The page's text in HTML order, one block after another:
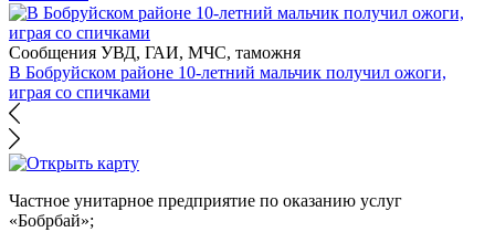
Сообщения УВД, ГАИ, МЧС, таможня
В Бобруйском районе 10-летний мальчик получил ожоги,
играя со спичками
Частное унитарное предприятие по оказанию услуг
«Бобрбай»;